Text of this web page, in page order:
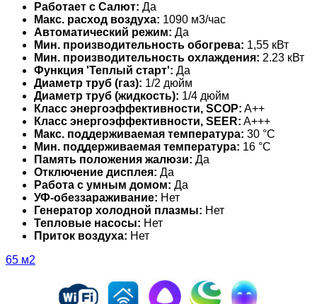
Работает с Салют: Да
Макс. расход воздуха: 1090 м3/час
Автоматический режим: Да
Мин. производительность обогрева: 1,55 кВт
Мин. производительность охлаждения: 2.23 кВт
Функция 'Теплый старт': Да
Диаметр труб (газ): 1/2 дюйм
Диаметр труб (жидкость): 1/4 дюйм
Класс энергоэффективности, SCOP: A++
Класс энергоэффективности, SEER: A+++
Макс. поддерживаемая температура: 30 °С
Мин. поддерживаемая температура: 16 °С
Память положения жалюзи: Да
Отключение дисплея: Да
Работа с умным домом: Да
УФ-обеззараживание: Нет
Генератор холодной плазмы: Нет
Тепловые насосы: Нет
Приток воздуха: Нет
65 м2